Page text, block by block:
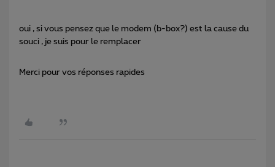
oui , si vous pensez que le modem (b-box?) est la cause du
souci , je suis pour le remplacer
Merci pour vos réponses rapides